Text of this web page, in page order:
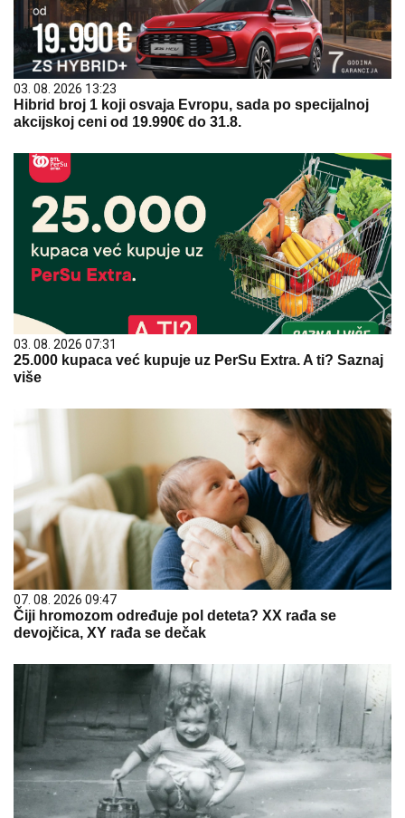
03. 08. 2026 13:23
Hibrid broj 1 koji osvaja Evropu, sada po specijalnoj
akcijskoj ceni od 19.990€ do 31.8.
03. 08. 2026 07:31
25.000 kupaca već kupuje uz PerSu Extra. A ti? Saznaj
više
07. 08. 2026 09:47
Čiji hromozom određuje pol deteta? XX rađa se
devojčica, XY rađa se dečak